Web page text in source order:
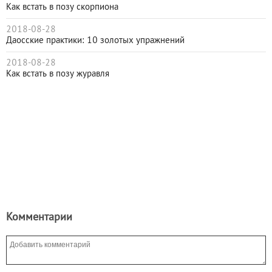
Как встать в позу скорпиона
2018-08-28
Даосские практики: 10 золотых упражнений
2018-08-28
Как встать в позу журавля
Комментарии